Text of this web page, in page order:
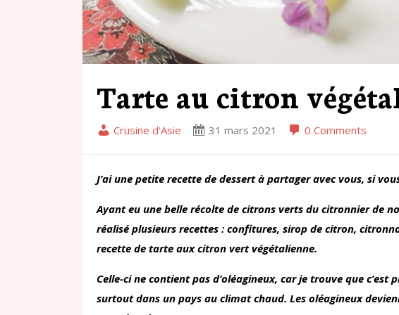
Tarte au citron
Crusine d'Asie 31 mars 2021 0 Comments
J’ai une petite recette de dessert à partager avec vous, si
Ayant eu une belle récolte de citrons verts du citronnier de
réalisé plusieurs recettes : confitures, sirop de citron,
recette de tarte aux citron vert végétalienne.
Celle-ci ne contient pas d’oléagineux, car je trouve que c’est
surtout dans un pays au climat chaud. Les oléagineux